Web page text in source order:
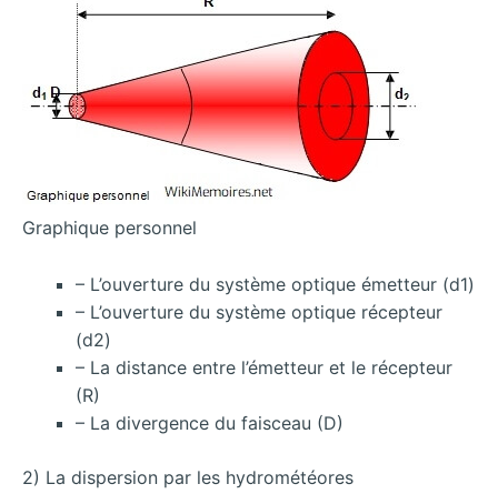
Graphique personnel
– L’ouverture du système optique émetteur (d1)
– L’ouverture du système optique récepteur
(d2)
– La distance entre l’émetteur et le récepteur
(R)
– La divergence du faisceau (D)
2) La dispersion par les hydrométéores